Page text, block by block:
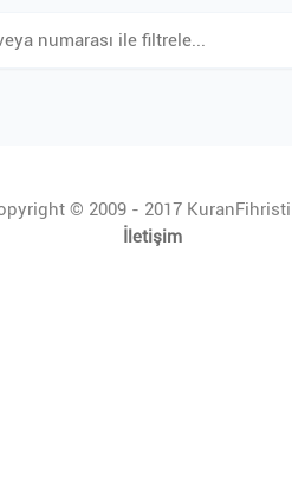
© 2009 - 2017
İletişim